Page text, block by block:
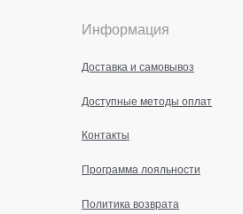
Информация
Доставка и самовывоз
Доступные методы оплат
Контакты
Программа лояльности
Политика возврата